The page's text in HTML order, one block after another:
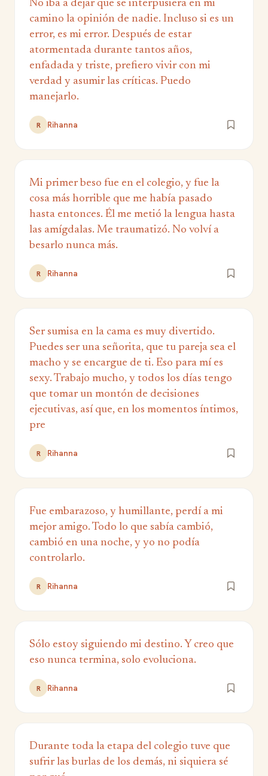
No iba a dejar que se interpusiera en mi
camino la opinión de nadie. Incluso si es un
error, es mi error. Después de estar
atormentada durante tantos años,
enfadada y triste, prefiero vivir con mi
verdad y asumir las críticas. Puedo
manejarlo.
R Rihanna
Mi primer beso fue en el colegio, y fue la
cosa más horrible que me había pasado
hasta entonces. Él me metió la lengua hasta
las amígdalas. Me traumatizó. No volví a
besarlo nunca más.
R Rihanna
Ser sumisa en la cama es muy divertido.
Puedes ser una señorita, que tu pareja sea el
macho y se encargue de ti. Eso para mí es
sexy. Trabajo mucho, y todos los días tengo
que tomar un montón de decisiones
ejecutivas, así que, en los momentos íntimos,
pre
R Rihanna
Fue embarazoso, y humillante, perdí a mi
mejor amigo. Todo lo que sabía cambió,
cambió en una noche, y yo no podía
controlarlo.
R Rihanna
Sólo estoy siguiendo mi destino. Y creo que
eso nunca termina, solo evoluciona.
R Rihanna
Durante toda la etapa del colegio tuve que
sufrir las burlas de los demás, ni siquiera sé